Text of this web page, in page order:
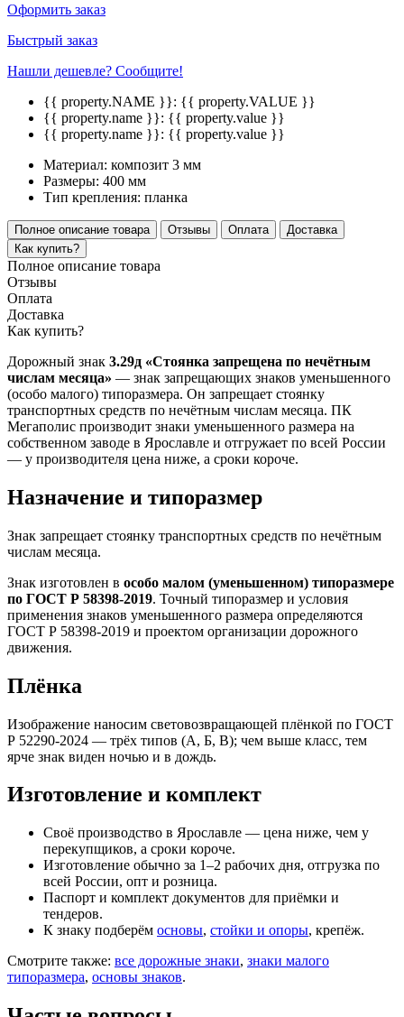
Оформить заказ
Быстрый заказ
Нашли дешевле? Сообщите!
{{ property.NAME }}: {{ property.VALUE }}
{{ property.name }}: {{ property.value }}
{{ property.name }}: {{ property.value }}
Материал: композит 3 мм
Размеры: 400 мм
Тип крепления: планка
Полное описание товара Отзывы Оплата
Доставка
Как купить?
Полное описание товара
Отзывы
Оплата
Доставка
Как купить?
Дорожный знак 3.29д «Стоянка запрещена по нечётным
числам месяца» — знак запрещающих знаков уменьшенного
(особо малого) типоразмера. Он запрещает стоянку
транспортных средств по нечётным числам месяца. ПК
Мегаполис производит знаки уменьшенного размера на
собственном заводе в Ярославле и отгружает по всей России
— у производителя цена ниже, а сроки короче.
Назначение и типоразмер
Знак запрещает стоянку транспортных средств по нечётным
числам месяца.
Знак изготовлен в особо малом (уменьшенном) типоразмере
по ГОСТ Р 58398-2019. Точный типоразмер и условия
применения знаков уменьшенного размера определяются
ГОСТ Р 58398-2019 и проектом организации дорожного
движения.
Плёнка
Изображение наносим световозвращающей плёнкой по ГОСТ
Р 52290-2024 — трёх типов (А, Б, В); чем выше класс, тем
ярче знак виден ночью и в дождь.
Изготовление и комплект
Своё производство в Ярославле — цена ниже, чем у
перекупщиков, а сроки короче.
Изготовление обычно за 1–2 рабочих дня, отгрузка по
всей России, опт и розница.
Паспорт и комплект документов для приёмки и
тендеров.
К знаку подберём основы, стойки и опоры, крепёж.
Смотрите также: все дорожные знаки, знаки малого
типоразмера, основы знаков.